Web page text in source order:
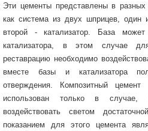
Эти цементы представлены в
как система из двух шприцев, один
второй - катализатор. База
катализатора, в этом случае
реставрацию необходимо
вместе базы и катализатора
отверждения. Композитный
использован только в
воздействовать светом
показанием для этого цемента